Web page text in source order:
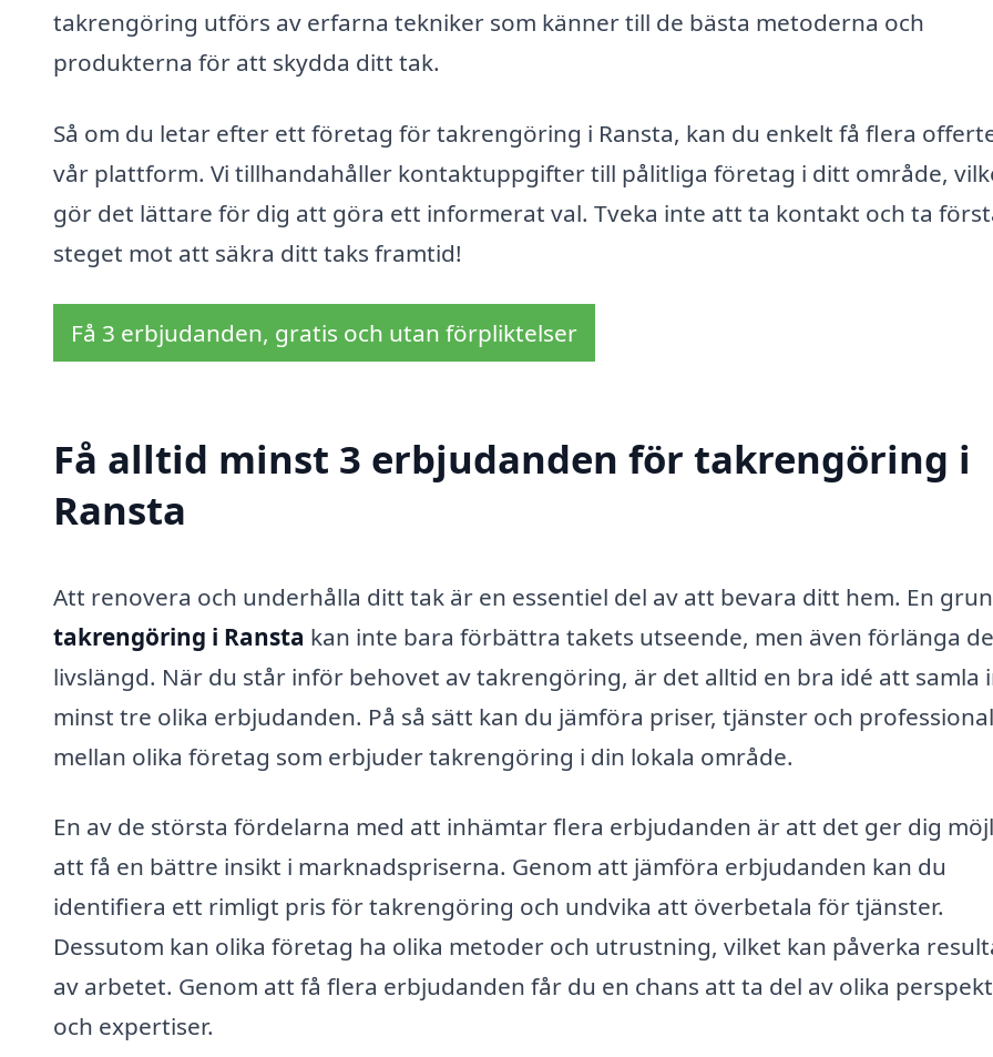
takrengöring utförs av erfarna tekniker som känner till de bästa metoderna och
produkterna för att skydda ditt tak.
Så om du letar efter ett företag för takrengöring i Ransta, kan du enkelt få flera
vår plattform. Vi tillhandahåller kontaktuppgifter till pålitliga företag i ditt område,
gör det lättare för dig att göra ett informerat val. Tveka inte att ta kontakt och ta
steget mot att säkra ditt taks framtid!
Få 3 erbjudanden, gratis och utan förpliktelser
Få alltid minst 3 erbjudanden för takrengöring i
Ransta
Att renovera och underhålla ditt tak är en essentiel del av att bevara ditt hem. En
takrengöring i Ransta kan inte bara förbättra takets utseende, men även förlänga
livslängd. När du står inför behovet av takrengöring, är det alltid en bra idé att samla
minst tre olika erbjudanden. På så sätt kan du jämföra priser, tjänster och
mellan olika företag som erbjuder takrengöring i din lokala område.
En av de största fördelarna med att inhämtar flera erbjudanden är att det ger dig
att få en bättre insikt i marknadspriserna. Genom att jämföra erbjudanden kan du
identifiera ett rimligt pris för takrengöring och undvika att överbetala för tjänster.
Dessutom kan olika företag ha olika metoder och utrustning, vilket kan påverka
av arbetet. Genom att få flera erbjudanden får du en chans att ta del av olika
och expertiser.